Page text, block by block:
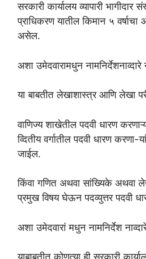
सरकारी कार्यालय व्यापारी
प्राधिकरण यातील किमान ५
असेल.
अशा उमेदवारामधुन
या बाबतीत लेखाशास्त्र आणि लेखा
वाणिज्य शाखेतील पदवी धारण
व्दितीय वर्गातील पदवी धारण
जाईल.
किंवा गणित अथवा सांख्यिके अथवा
प्रमुख विषय घेऊन पदव्युत्तर पदवी
अशा उमेदवारां मधुन नामनिर्देश
याबाबतीत कोणत्या ही सरकारी